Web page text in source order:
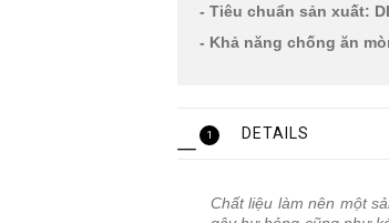
- Tiêu chuẩn sản xuất:
- Khả năng chống ăn
1 DETAILS
Chất liệu làm nên một